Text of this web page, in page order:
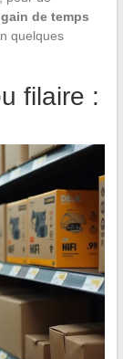
de temps
quelques
filaire :